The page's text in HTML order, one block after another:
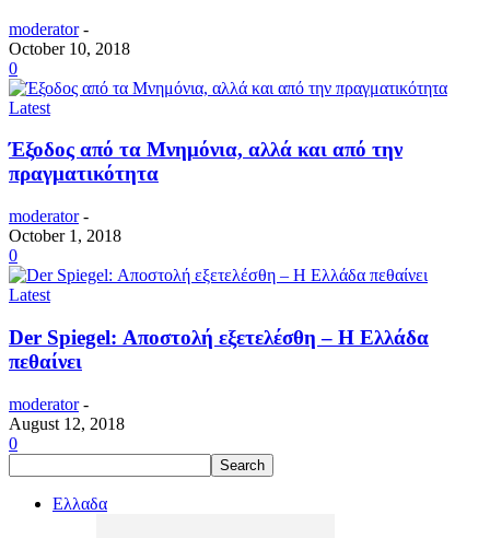
moderator -
October 10, 2018
0
Latest
Έξοδος από τα Μνημόνια, αλλά και από την
πραγματικότητα
moderator -
October 1, 2018
0
Latest
Der Spiegel: Αποστολή εξετελέσθη – Η Ελλάδα
πεθαίνει
moderator -
August 12, 2018
0
Ελλαδα